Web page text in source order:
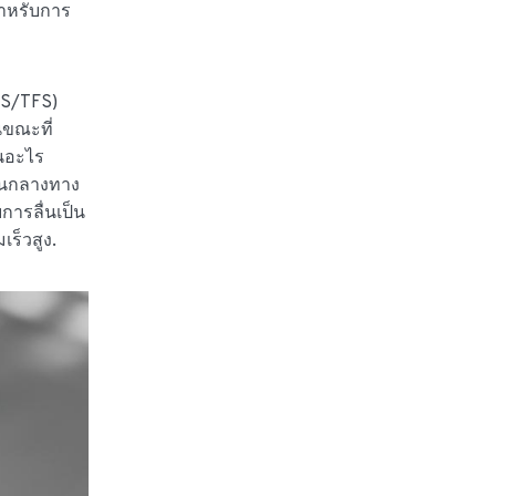
หรับการ
TFS)
ขณะที่
ะไร
ลางทาง
ารลื่นเป็น
ร็วสูง.